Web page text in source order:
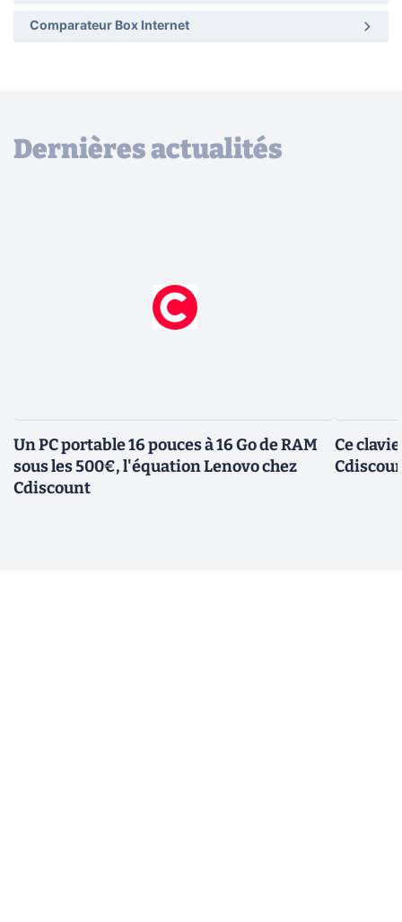
Comparateur Box Internet
Dernières actualités
Un PC portable 16 pouces à 16 Go de RAM
sous les 500€, l'équation Lenovo chez
Cdiscount
Ce